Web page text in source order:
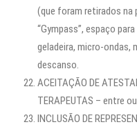
(que foram retirados na
“Gympass”, espaço
geladeira, micro-ondas,
descanso.
ACEITAÇÃO DE
TERAPEUTAS – entre
INCLUSÃO DE